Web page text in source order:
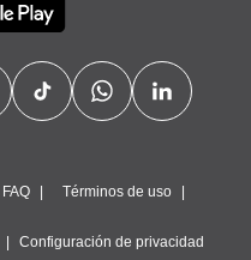
FAQ Términos de uso
Configuración de privacidad